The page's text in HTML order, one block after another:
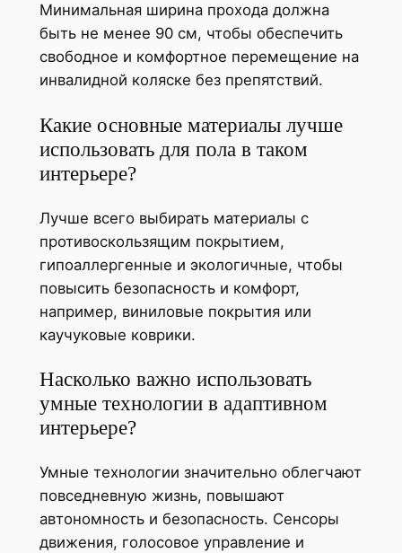
Минимальная ширина прохода должна
быть не менее 90 см, чтобы обеспечить
свободное и комфортное перемещение на
инвалидной коляске без препятствий.
Какие основные материалы лучше
использовать для пола в таком
интерьере?
Лучше всего выбирать материалы с
противоскользящим покрытием,
гипоаллергенные и экологичные, чтобы
повысить безопасность и комфорт,
например, виниловые покрытия или
каучуковые коврики.
Насколько важно использовать
умные технологии в адаптивном
интерьере?
Умные технологии значительно облегчают
повседневную жизнь, повышают
автономность и безопасность. Сенсоры
движения, голосовое управление и